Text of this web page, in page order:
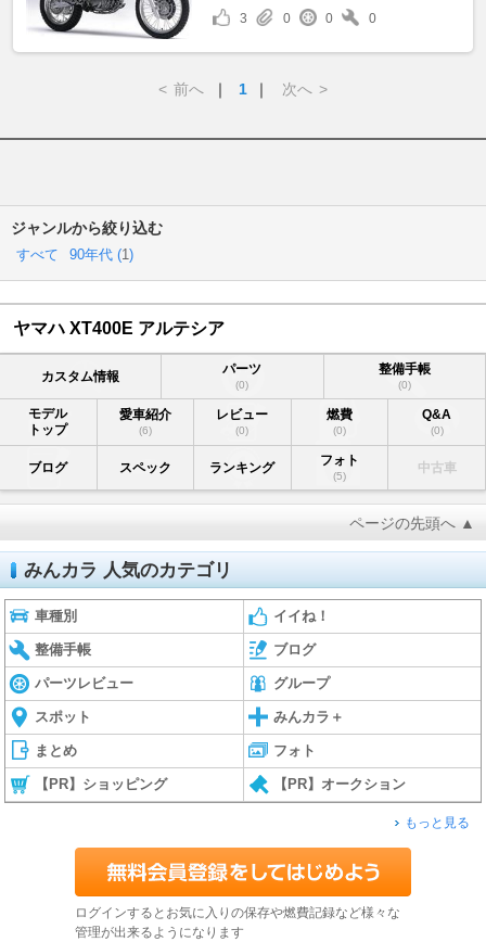
3 0 0 0
< 前へ ｜ 1 ｜ 次へ >
ジャンルから絞り込む
すべて 90年代 (1)
ヤマハ XT400E アルテシア
カスタム情報 パーツ
(0)
整備手帳
(0)
モデル
トップ
愛車紹介
(6)
レビュー
(0)
燃費
(0)
Q&A
(0)
ブログ スペック ランキング フォト
(5)
中古車
ページの先頭へ ▲
みんカラ 人気のカテゴリ
車種別 イイね！
整備手帳 ブログ
パーツレビュー グループ
スポット みんカラ＋
まとめ フォト
【PR】ショッピング 【PR】オークション
もっと見る
ログインするとお気に入りの保存や燃費記録など様々な
管理が出来るようになります